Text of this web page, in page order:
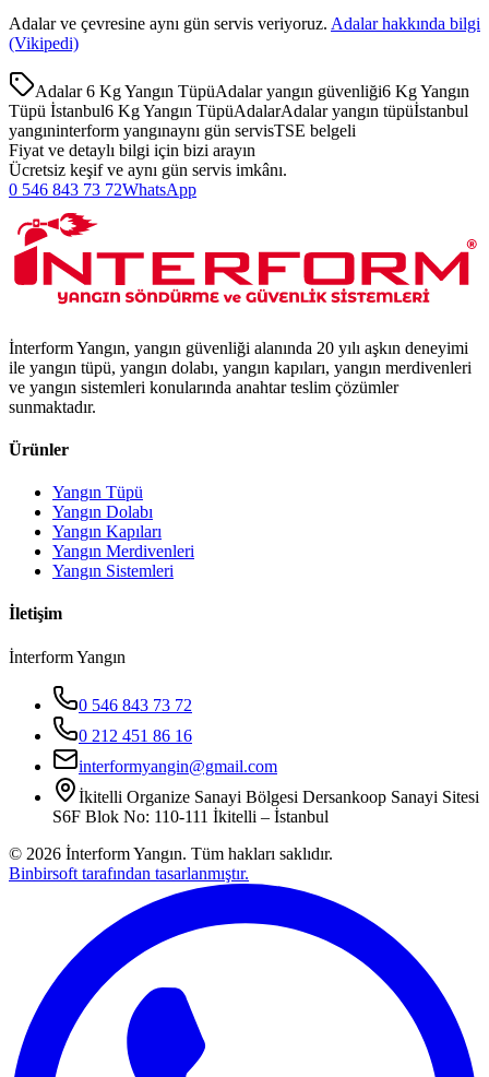
Adalarve çevresine aynı gün servis veriyoruz. Adalarhakkında bilgi
(Vikipedi)
Adalar 6 Kg Yangın TüpüAdalar yangın güvenliği6 Kg Yangın
Tüpü İstanbul6 Kg Yangın TüpüAdalarAdalar yangın tüpüİstanbul
yangıninterform yangınaynı gün servisTSE belgeli
Fiyat ve detaylı bilgi için bizi arayın
Ücretsiz keşif ve aynı gün servis imkânı.
0 546 843 73 72WhatsApp
İnterform Yangın, yangın güvenliği alanında 20 yılı aşkın deneyimi
ile yangın tüpü, yangın dolabı, yangın kapıları, yangın merdivenleri
ve yangın sistemleri konularında anahtar teslim çözümler
sunmaktadır.
Ürünler
Yangın Tüpü
Yangın Dolabı
Yangın Kapıları
Yangın Merdivenleri
Yangın Sistemleri
İletişim
İnterform Yangın
0 546 843 73 72
0 212 451 86 16
interformyangin@gmail.com
İkitelli Organize Sanayi Bölgesi Dersankoop Sanayi Sitesi
S6F Blok No: 110-111 İkitelli – İstanbul
© 2026 İnterform Yangın. Tüm hakları saklıdır.
Binbirsoft tarafından tasarlanmıştır.